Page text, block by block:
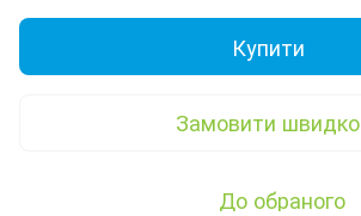
Купити
Замовити швидко
До обраного